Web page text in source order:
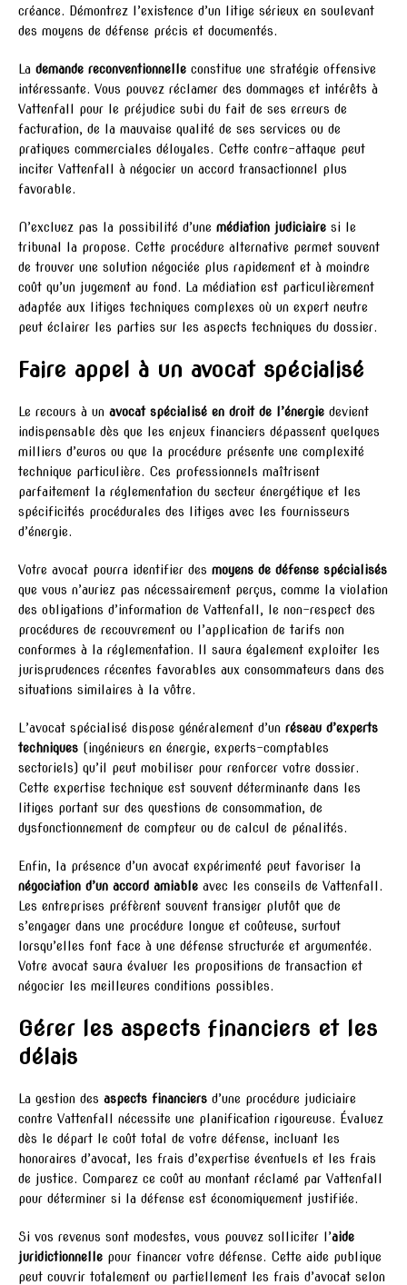
créance. Démontrez l’existence d’un litige sérieux en soulevant
des moyens de défense précis et documentés.
La demande reconventionnelle constitue une stratégie offensive
intéressante. Vous pouvez réclamer des dommages et intérêts à
Vattenfall pour le préjudice subi du fait de ses erreurs de
facturation, de la mauvaise qualité de ses services ou de
pratiques commerciales déloyales. Cette contre-attaque peut
inciter Vattenfall à négocier un accord transactionnel plus
favorable.
N’excluez pas la possibilité d’une médiation judiciaire si le
tribunal la propose. Cette procédure alternative permet souvent
de trouver une solution négociée plus rapidement et à moindre
coût qu’un jugement au fond. La médiation est particulièrement
adaptée aux litiges techniques complexes où un expert neutre
peut éclairer les parties sur les aspects techniques du dossier.
Faire appel à un avocat spécialisé
Le recours à un avocat spécialisé en droit de l’énergie devient
indispensable dès que les enjeux financiers dépassent quelques
milliers d’euros ou que la procédure présente une complexité
technique particulière. Ces professionnels maîtrisent
parfaitement la réglementation du secteur énergétique et les
spécificités procédurales des litiges avec les fournisseurs
d’énergie.
Votre avocat pourra identifier des moyens de défense spécialisés
que vous n’auriez pas nécessairement perçus, comme la violation
des obligations d’information de Vattenfall, le non-respect des
procédures de recouvrement ou l’application de tarifs non
conformes à la réglementation. Il saura également exploiter les
jurisprudences récentes favorables aux consommateurs dans des
situations similaires à la vôtre.
L’avocat spécialisé dispose généralement d’un réseau d’experts
techniques (ingénieurs en énergie, experts-comptables
sectoriels) qu’il peut mobiliser pour renforcer votre dossier.
Cette expertise technique est souvent déterminante dans les
litiges portant sur des questions de consommation, de
dysfonctionnement de compteur ou de calcul de pénalités.
Enfin, la présence d’un avocat expérimenté peut favoriser la
négociation d’un accord amiable avec les conseils de Vattenfall.
Les entreprises préfèrent souvent transiger plutôt que de
s’engager dans une procédure longue et coûteuse, surtout
lorsqu’elles font face à une défense structurée et argumentée.
Votre avocat saura évaluer les propositions de transaction et
négocier les meilleures conditions possibles.
Gérer les aspects financiers et les
délais
La gestion des aspects financiers d’une procédure judiciaire
contre Vattenfall nécessite une planification rigoureuse. Évaluez
dès le départ le coût total de votre défense, incluant les
honoraires d’avocat, les frais d’expertise éventuels et les frais
de justice. Comparez ce coût au montant réclamé par Vattenfall
pour déterminer si la défense est économiquement justifiée.
Si vos revenus sont modestes, vous pouvez solliciter l’aide
juridictionnelle pour financer votre défense. Cette aide publique
peut couvrir totalement ou partiellement les frais d’avocat selon